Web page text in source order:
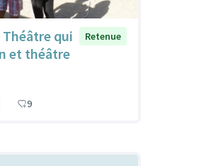
Théâtre qui
et théâtre
Retenue
9